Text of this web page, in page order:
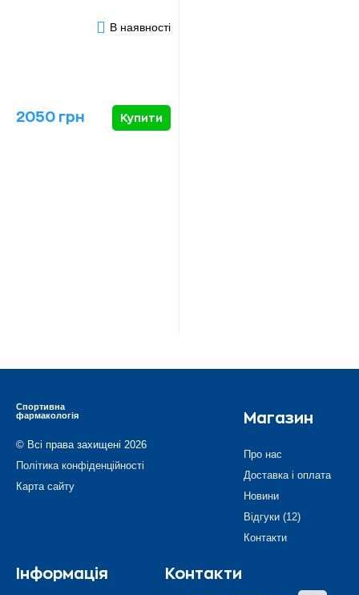
В наявності
2050 грн Купити
Спортивна
фармакологія
© Всі права захищені 2026
Політика конфіденційності
Карта сайту
Магазин
Про нас
Доставка і оплата
Новини
Відгуки (12)
Контакти
Інформація
Контакти